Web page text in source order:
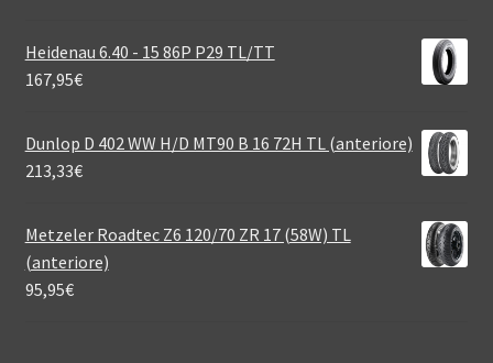
Heidenau 6.40 - 15 86P P29 TL/TT
167,95€
Dunlop D 402 WW H/D MT90 B 16 72H TL (anteriore)
213,33€
Metzeler Roadtec Z6 120/70 ZR 17 (58W) TL
(anteriore)
95,95€